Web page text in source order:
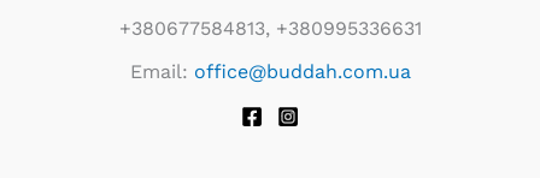
+380677584813, +380995336631
Email: office@buddah.com.ua